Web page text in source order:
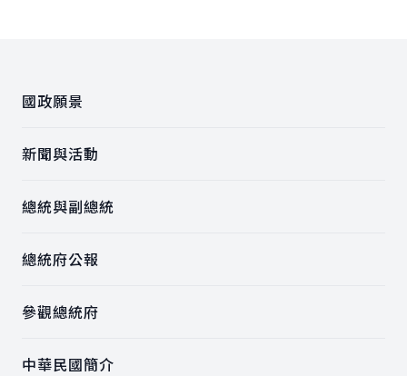
國政願景
新聞與活動
總統與副總統
總統府公報
參觀總統府
中華民國簡介